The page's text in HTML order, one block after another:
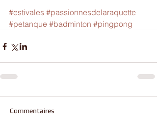
#estivales #passionnesdelaraquette
#petanque #badminton #pingpong
Commentaires